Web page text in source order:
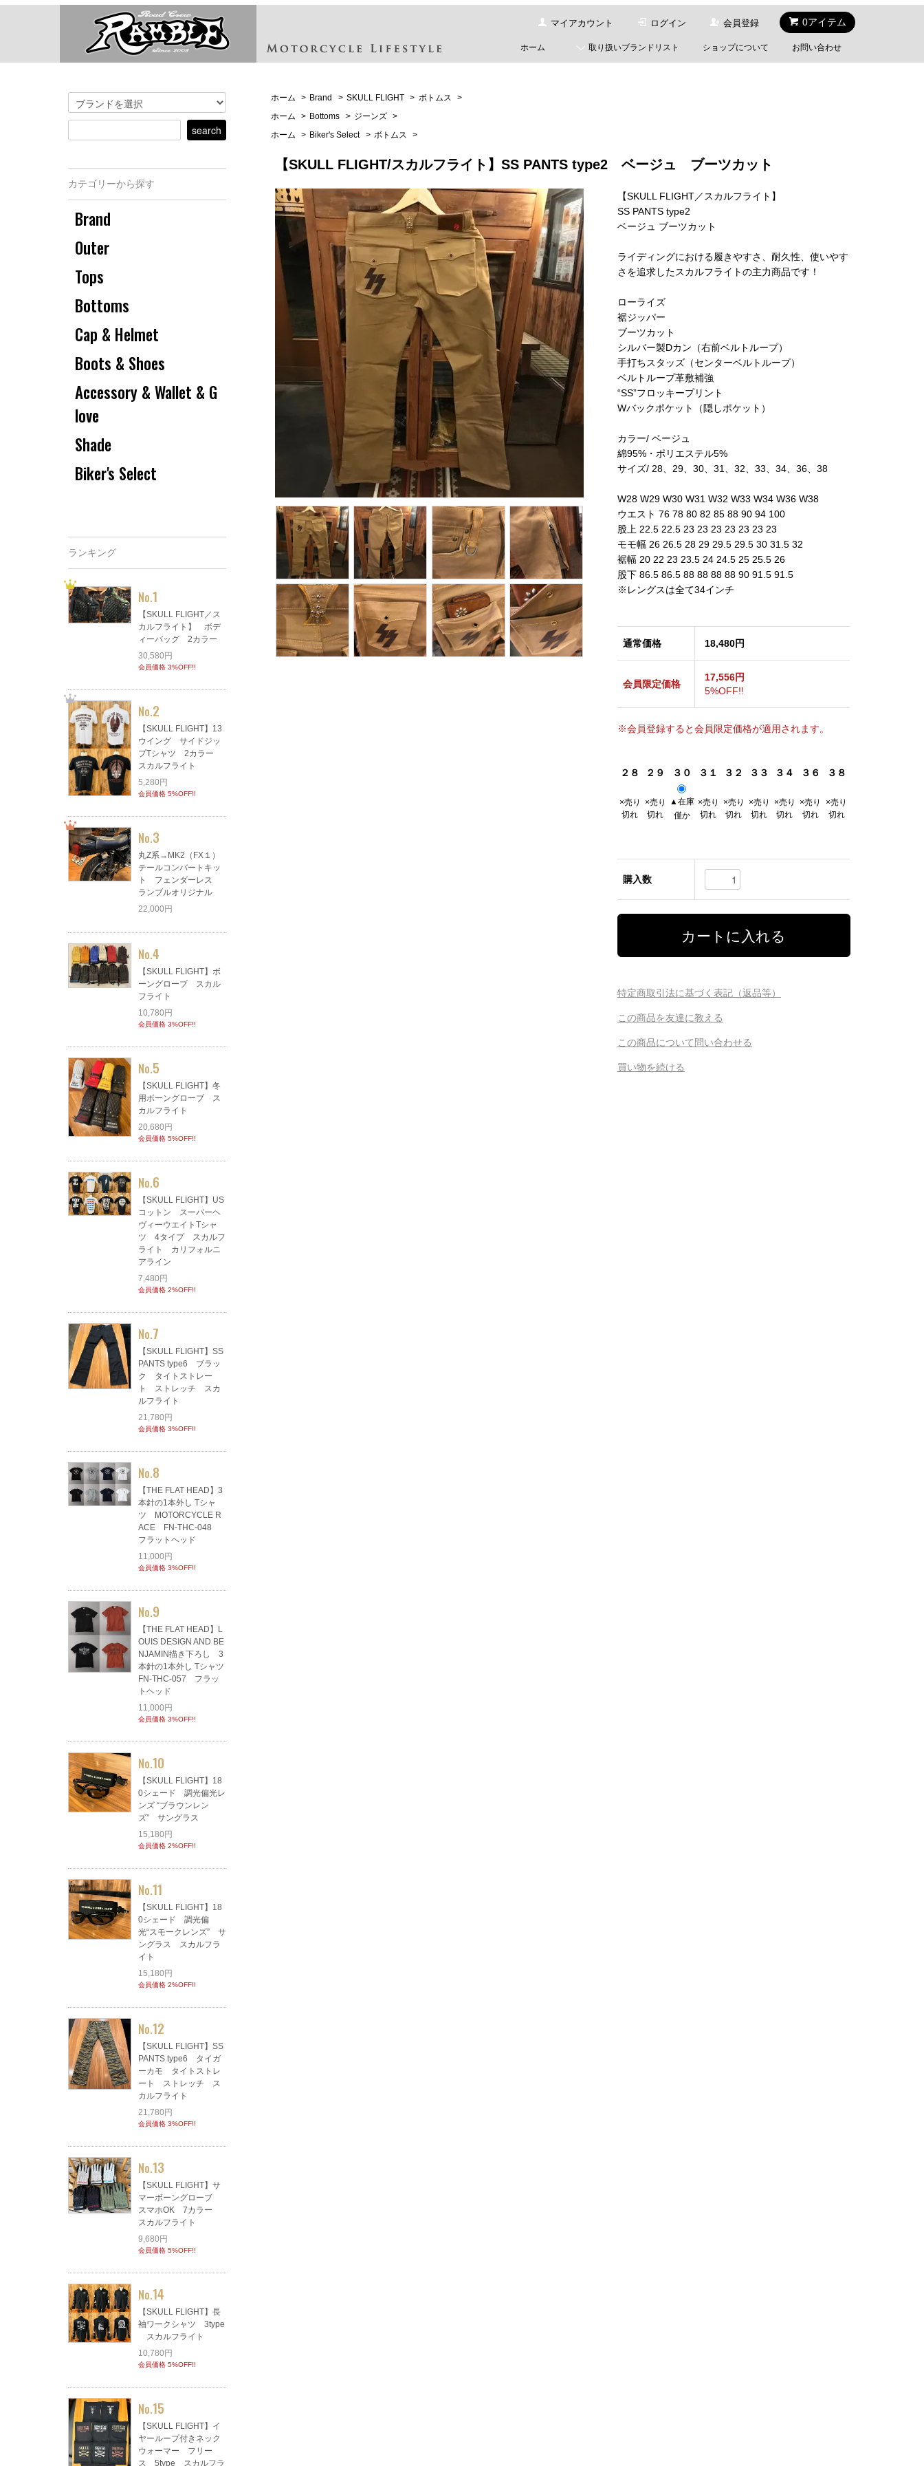
0アイテム
マイアカウント ログイン 会員登録
ホーム 取り扱いブランドリスト ショップについて お問い合わせ
ホーム > Brand > SKULL FLIGHT > ボトムス
>
ホーム
> Bottoms > ジーンズ >
ホーム
> Biker's Select > ボトムス >
【SKULL FLIGHT/スカルフライト】SS PANTS type2 ベージュ ブーツカット
【SKULL FLIGHT／スカルフライト】
SS PANTS type2
ベージュ ブーツカット
ライディングにおける履きやすさ、耐久性、使いやす
さを追求したスカルフライトの主力商品です！
ローライズ
裾ジッパー
ブーツカット
シルバー製Dカン（右前ベルトループ）
手打ちスタッズ（センターベルトループ）
ベルトループ革敷補強
“SS”フロッキープリント
Wバックポケット（隠しポケット）
カラー/ ベージュ
綿95%・ポリエステル5%
サイズ/ 28、29、30、31、32、33、34、36、38
W28 W29 W30 W31 W32 W33 W34 W36 W38
ウエスト 76 78 80 82 85 88 90 94 100
股上 22.5 22.5 23 23 23 23 23 23 23
モモ幅 26 26.5 28 29 29.5 29.5 30 31.5 32
裾幅 20 22 23 23.5 24 24.5 25 25.5 26
股下 86.5 86.5 88 88 88 88 90 91.5 91.5
※レングスは全て34インチ
通常価格 18,480円
会員限定価格
17,556円
5%OFF!!
※会員登録すると会員限定価格が適用されます。
２８ ２９ ３０ ３１ ３２ ３３ ３４ ３６ ３８
×売り
切れ
×売り
切れ
▲在庫
僅か
×売り
切れ
×売り
切れ
×売り
切れ
×売り
切れ
×売り
切れ
×売り
切れ
購入数
特定商取引法に基づく表記（返品等）
この商品を友達に教える
この商品について問い合わせる
買い物を続ける
カテゴリーから探す
Brand
Outer
Tops
Bottoms
Cap & Helmet
Boots & Shoes
Accessory & Wallet & G
love
Shade
Biker's Select
ランキング
No.1
【SKULL FLIGHT／ス
カルフライト】 ボデ
ィーバッグ 2カラー
30,580円
会員価格 3%OFF!!
No.2
【SKULL FLIGHT】13
ウイング サイドジッ
プTシャツ 2カラー
スカルフライト
5,280円
会員価格 5%OFF!!
No.3
丸Z系→MK2（FX１）
テールコンバートキッ
ト フェンダーレス
ランブルオリジナル
22,000円
No.4
【SKULL FLIGHT】ボ
ーングローブ スカル
フライト
10,780円
会員価格 3%OFF!!
No.5
【SKULL FLIGHT】冬
用ボーングローブ ス
カルフライト
20,680円
会員価格 5%OFF!!
No.6
【SKULL FLIGHT】US
コットン スーパーヘ
ヴィーウエイトTシャ
ツ 4タイプ スカルフ
ライト カリフォルニ
アライン
7,480円
会員価格 2%OFF!!
No.7
【SKULL FLIGHT】SS
PANTS type6 ブラッ
ク タイトストレー
ト ストレッチ スカ
ルフライト
21,780円
会員価格 3%OFF!!
No.8
【THE FLAT HEAD】3
本針の1本外し Tシャ
ツ MOTORCYCLE R
ACE FN-THC-048
フラットヘッド
11,000円
会員価格 3%OFF!!
No.9
【THE FLAT HEAD】L
OUIS DESIGN AND BE
NJAMIN描き下ろし 3
本針の1本外し Tシャツ
FN-THC-057 フラッ
トヘッド
11,000円
会員価格 3%OFF!!
No.10
【SKULL FLIGHT】18
0シェード 調光偏光レ
ンズ “ブラウンレン
ズ” サングラス
15,180円
会員価格 2%OFF!!
No.11
【SKULL FLIGHT】18
0シェード 調光偏
光“スモークレンズ” サ
ングラス スカルフラ
イト
15,180円
会員価格 2%OFF!!
No.12
【SKULL FLIGHT】SS
PANTS type6 タイガ
ーカモ タイトストレ
ート ストレッチ ス
カルフライト
21,780円
会員価格 3%OFF!!
No.13
【SKULL FLIGHT】サ
マーボーングローブ
スマホOK 7カラー
スカルフライト
9,680円
会員価格 5%OFF!!
No.14
【SKULL FLIGHT】長
袖ワークシャツ 3type
スカルフライト
10,780円
会員価格 5%OFF!!
No.15
【SKULL FLIGHT】イ
ヤーループ付きネック
ウォーマー フリー
ス 5type スカルフラ